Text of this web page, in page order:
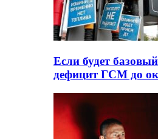
Если будет
дефицит ГСМ до